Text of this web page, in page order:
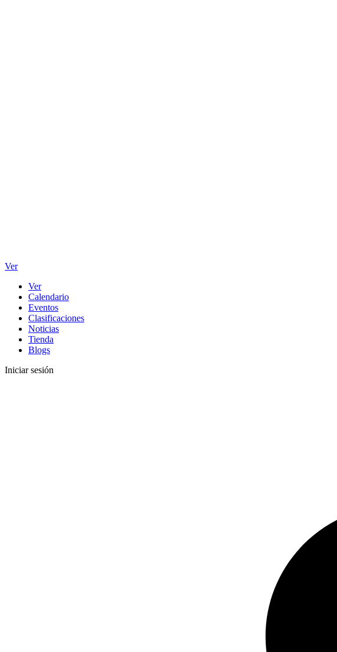
Ver
Ver
Calendario
Eventos
Clasificaciones
Noticias
Tienda
Blogs
Iniciar sesión